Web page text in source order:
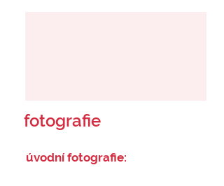
fotografie
úvodní fotografie: